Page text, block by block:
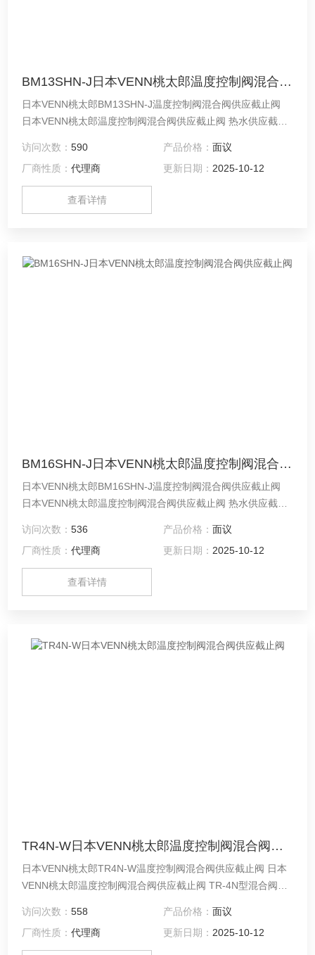
BM13SHN-J日本VENN桃太郎温度控制阀混合阀供应截止阀
日本VENN桃太郎BM13SHN-J温度控制阀混合阀供应截止阀
日本VENN桃太郎温度控制阀混合阀供应截止阀 热水供应截止
共享AC100 / 200V的额定电压，压力范围宽，并且紧凑轻巧，
因此可以像电磁阀一样容易使用。
访问次数：590 产品价格： 面议
厂商性质：代理商 更新日期： 2025-10-12
查看详情
BM16SHN-J日本VENN桃太郎温度控制阀混合阀供应截止阀
日本VENN桃太郎BM16SHN-J温度控制阀混合阀供应截止阀
日本VENN桃太郎温度控制阀混合阀供应截止阀 热水供应截止
访问次数：536 产品价格： 面议
厂商性质：代理商 更新日期： 2025-10-12
查看详情
TR4N-W日本VENN桃太郎温度控制阀混合阀供应截止阀
日本VENN桃太郎TR4N-W温度控制阀混合阀供应截止阀 日本
VENN桃太郎温度控制阀混合阀供应截止阀 TR-4N型混合阀是
温度控制在所需温度。
访问次数：558 产品价格： 面议
厂商性质：代理商 更新日期： 2025-10-12